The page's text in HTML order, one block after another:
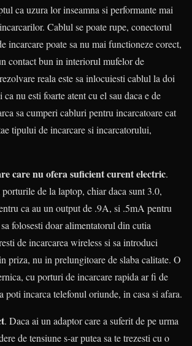
ca uzura lor inseamna si performante mai
Cablul se poate rupe, conectorul
incarcare poate sa nu mai functioneze corect,
contact bun in interiorul mufelor de
reala este sa inlocuiesti cablul la doi
ca nu esti foarte atent cu el sau daca e de
sa cumperi cabluri pentru incarcatoare cat
tipului de incarcare si incarcatorului,
care nu ofera suficient curent electric.
de la laptop, chiar daca sunt 3.0,
ca au un output de .9A, si .5mA pentru
folosesti doar alimentatorul din cutia
de incarcarea wireless si sa introduci
priza, nu in prelungitoare de slaba calitate. O
cu porturi de incarcare rapida ar fi de
poti incarca telefonul oriunde, in casa si afara.
. Daca ai un adaptor care a suferit de pe urma
de tensiune s-ar putea sa te trezesti cu o